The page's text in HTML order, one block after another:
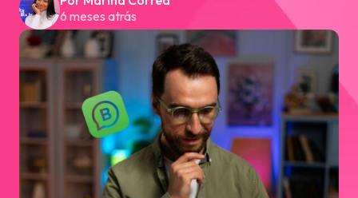
6 meses atrás